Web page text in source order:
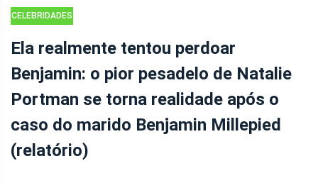
CELEBRIDADES
Ela realmente tentou perdoar
Benjamin: o pior pesadelo de Natalie
Portman se torna realidade após o
caso do marido Benjamin Millepied
(relatório)